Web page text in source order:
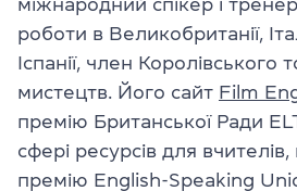
роботи в Великобританії,
Іспанії, член Королівського
мистецтв. Його сайт Film
премію Британської Ради
сфері ресурсів для
премію English-Speaking